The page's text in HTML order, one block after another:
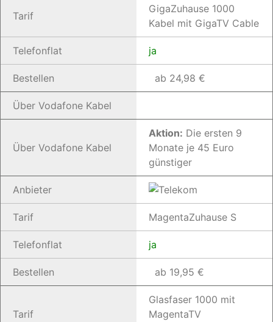
Tarif
GigaZuhause 1000
Kabel mit GigaTV Cable
Telefonflat ja
Bestellen ab 24,98 €
Über Vodafone Kabel
Über Vodafone Kabel
Aktion: Die ersten 9
Monate je 45 Euro
günstiger
Anbieter
Tarif MagentaZuhause S
Telefonflat ja
Bestellen ab 19,95 €
Tarif
Glasfaser 1000 mit
MagentaTV